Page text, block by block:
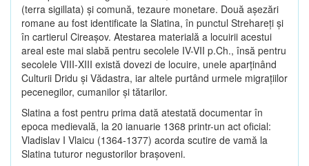
(terra sigillata) şi comună, tezaure monetare. Două aşezări
romane au fost identificate la Slatina, în punctul Strehareţi şi
în cartierul Cireaşov. Atestarea materială a locuirii acestui
areal este mai slabă pentru secolele IV-VII p.Ch., însă pentru
secolele VIII-XIII există dovezi de locuire, unele aparţinând
Culturii Dridu şi Vădastra, iar altele purtând urmele migraţiilor
pecenegilor, cumanilor şi tătarilor.
Slatina a fost pentru prima dată atestată documentar în
epoca medievală, la 20 ianuarie 1368 printr-un act oficial:
Vladislav I Vlaicu (1364-1377) acorda scutire de vamă la
Slatina tuturor negustorilor braşoveni.